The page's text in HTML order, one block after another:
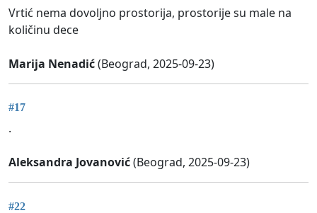
Vrtić nema dovoljno prostorija, prostorije su male na
količinu dece
Marija Nenadić(Beograd, 2025-09-23)
#17
.
Aleksandra Jovanović(Beograd, 2025-09-23)
#22